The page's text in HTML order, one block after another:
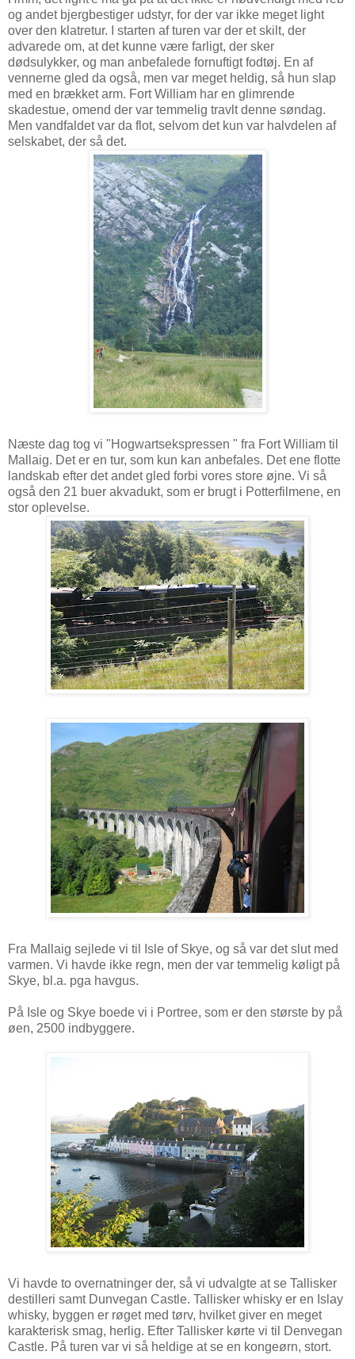
og andet bjergbestiger udstyr, for der var ikke meget light
over den klatretur. I starten af turen var der et skilt, der
advarede om, at det kunne være farligt, der sker
dødsulykker, og man anbefalede fornuftigt fodtøj. En af
vennerne gled da også, men var meget heldig, så hun slap
med en brækket arm. Fort William har en glimrende
skadestue, omend der var temmelig travlt denne søndag.
Men vandfaldet var da flot, selvom det kun var halvdelen af
selskabet, der så det.
Næste dag tog vi "Hogwartsekspressen " fra Fort William til
Mallaig. Det er en tur, som kun kan anbefales. Det ene flotte
landskab efter det andet gled forbi vores store øjne. Vi så
også den 21 buer akvadukt, som er brugt i Potterfilmene, en
stor oplevelse.
Fra Mallaig sejlede vi til Isle of Skye, og så var det slut med
varmen. Vi havde ikke regn, men der var temmelig køligt på
Skye, bl.a. pga havgus.
På Isle og Skye boede vi i Portree, som er den største by på
øen, 2500 indbyggere.
Vi havde to overnatninger der, så vi udvalgte at se Tallisker
destilleri samt Dunvegan Castle. Tallisker whisky er en Islay
whisky, byggen er røget med tørv, hvilket giver en meget
karakterisk smag, herlig. Efter Tallisker kørte vi til Denvegan
Castle. På turen var vi så heldige at se en kongeørn, stort.